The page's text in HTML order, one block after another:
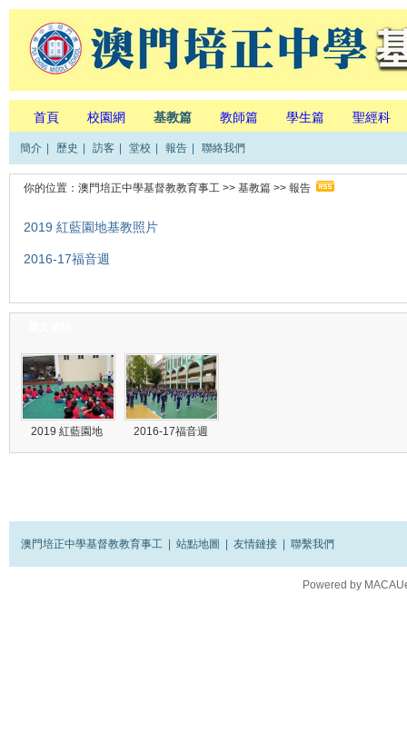
首頁 校園網 基教篇 教師篇 學生篇 聖經科
簡介 歷史 訪客 堂校 報告 聯絡我們
你的位置： 澳門培正中學基督教教育事工 >> 基教篇 >> 報告
2019 紅藍園地基教照片
2016-17福音週
2019 紅藍園地 2016-17福音週
澳門培正中學基督教教育事工 站點地圖 友情鏈接 聯繫我們
Powered by